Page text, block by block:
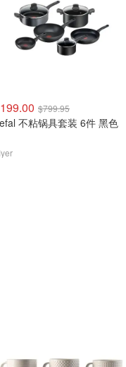
$799.95
不粘锅具套装 6件 黑色